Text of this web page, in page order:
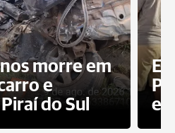
morre em
e
do Sul